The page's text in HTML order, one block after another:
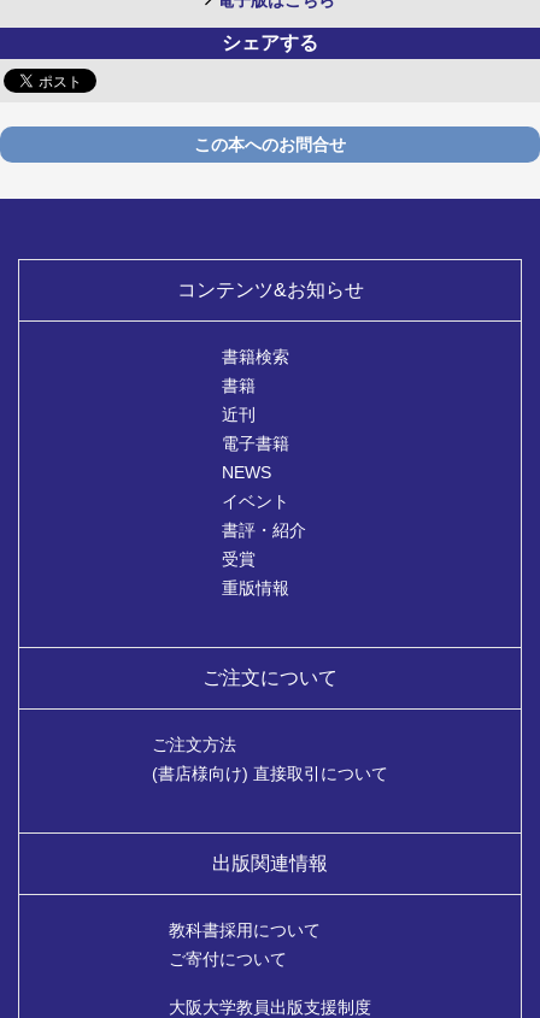
シェアする
この本へのお問合せ
コンテンツ&お知らせ
書籍検索
書籍
近刊
電子書籍
NEWS
イベント
書評・紹介
受賞
重版情報
ご注文について
ご注文方法
(書店様向け) 直接取引について
出版関連情報
教科書採用について
ご寄付について
大阪大学教員出版支援制度